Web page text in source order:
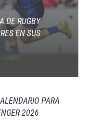
DE RUGBY
EN SUS
PARA
2026